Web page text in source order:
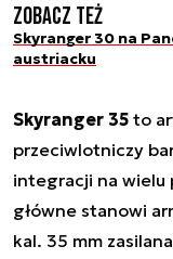
Zobacz też
Skyranger 30 na
austriacku
Skyranger 35 to
przeciwlotniczy
integracji na wielu
główne stanowi
kal. 35 mm